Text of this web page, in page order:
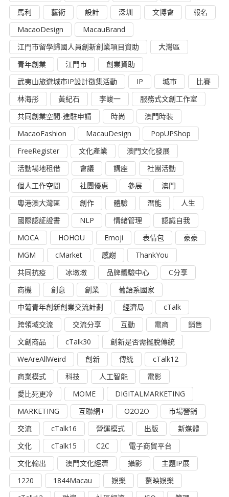
馬利
藝術 設計 深圳 文博會
報名
MacaoDesign
MacauBrand
江門市留學歸國人員創新創業項目資助
大灣區
青年創業
江門市
創業資助
武夷山旅遊城市IP設計徵集活動
IP 城市
比賽
林海彤
黃紀石 李峻一
服務式文創工作室
共同創業空間-進駐申請
時尚
澳門時裝
MacaoFashion
MacauDesign
PopUPShop
FreeRegister
文化產業
澳門文化發展
活動場地租借
會議 講座
社團活動
個人工作空間
社團優惠 參展
澳門
粵港澳大灣區
創作 體驗 潛能
人生
國際認証證書
NLP 情緒管理
認識自我
MOCA
HOHOU Emoji 表情包
豪豪
MGM
cMarket 感謝
ThankYou
共同抗疫
冰墩墩 品牌體驗中心
C分享
商機
創意 創業
葡語系國家
中葡青年創新創業交流計劃
經濟局
cTalk
跨領域交流
交流分享 互動 電商
銷售
文創商品
cTalk30
創新是否需擺脫傳統
WeAreAllWeird
創新 傳統
cTalk12
商業模式
科技 人工智能
電影
愛比死更冷
MOME
DIGITALMARKETING
MARKETING
互聯網+ O2O2O
市場營銷
交流
cTalk16 營運模式 出版
新媒體
文化
cTalk15 C2C
電子商貿平台
文化輸出
澳門文化經濟 攝影
主題IP展
1220
1844Macau 娛樂
驁映娛樂